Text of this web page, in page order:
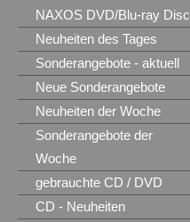
NAXOS DVD/Blu-ray Disc
Neuheiten des Tages
Sonderangebote - aktuell
Neue Sonderangebote
Neuheiten der Woche
Sonderangebote der
Woche
gebrauchte CD / DVD
CD - Neuheiten